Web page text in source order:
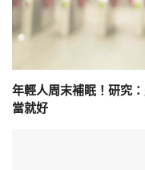
年輕人周末補眠！研究
當就好